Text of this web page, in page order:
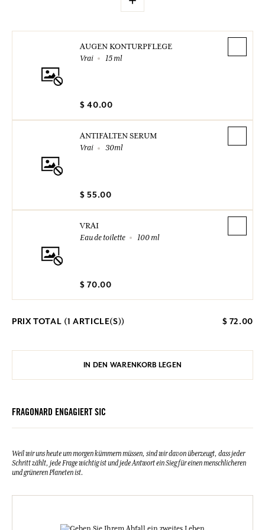
AUGEN KONTURPFLEGE
Vrai
15 ml
$ 40.00
ANTIFALTEN SERUM
Vrai
30ml
$ 55.00
VRAI
Eau de toilette
100 ml
$ 70.00
PRIX TOTAL (1 ARTICLE(S)) $ 72.00
IN DEN WARENKORB LEGEN
FRAGONARD ENGAGIERT SIC
Weil wir uns heute um morgen kümmern müssen, sind wir davon überzeugt, dass jeder
Schritt zählt, jede Frage wichtig ist und jede Antwort ein Sieg für einen menschlicheren
und grüneren Planeten ist.